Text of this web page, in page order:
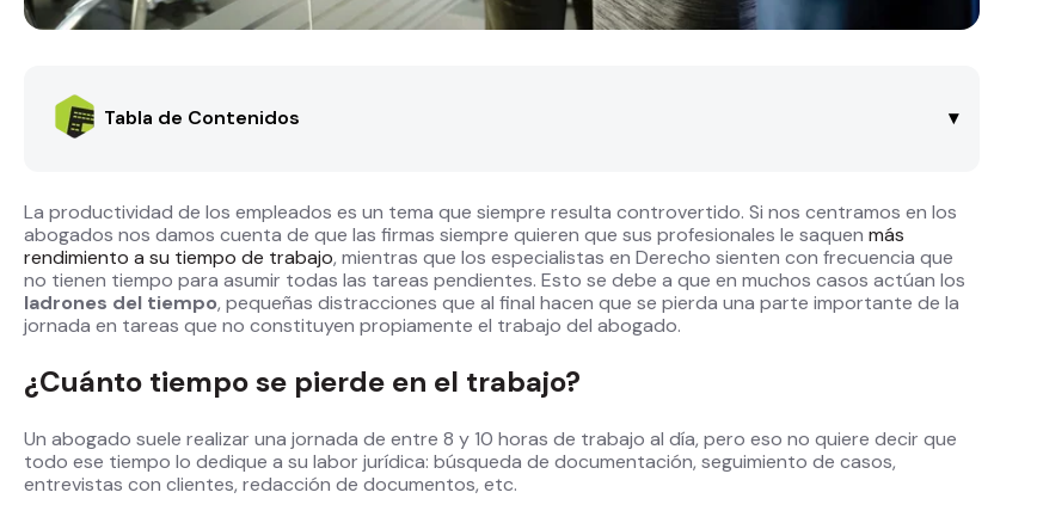
Tabla de Contenidos ▾
La productividad de los empleados es un tema que siempre resulta controvertido. Si nos centramos en los
abogados nos damos cuenta de que las firmas siempre quieren que sus profesionales le saquen más
rendimiento a su tiempo de trabajo, mientras que los especialistas en Derecho sienten con frecuencia que
no tienen tiempo para asumir todas las tareas pendientes. Esto se debe a que en muchos casos actúan los
ladrones del tiempo, pequeñas distracciones que al final hacen que se pierda una parte importante de la
jornada en tareas que no constituyen propiamente el trabajo del abogado.
¿Cuánto tiempo se pierde en el trabajo?
Un abogado suele realizar una jornada de entre 8 y 10 horas de trabajo al día, pero eso no quiere decir que
todo ese tiempo lo dedique a su labor jurídica: búsqueda de documentación, seguimiento de casos,
entrevistas con clientes, redacción de documentos, etc.